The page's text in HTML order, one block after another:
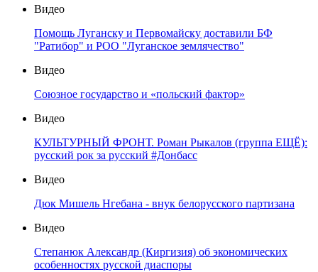
Видео
Помощь Луганску и Первомайску доставили БФ
"Ратибор" и РОО "Луганское землячество"
Видео
Союзное государство и «польский фактор»
Видео
КУЛЬТУРНЫЙ ФРОНТ. Роман Рыкалов (группа ЕЩЁ):
русский рок за русский #Донбасс
Видео
Дюк Мишель Нгебана - внук белорусского партизана
Видео
Степанюк Александр (Киргизия) об экономических
особенностях русской диаспоры